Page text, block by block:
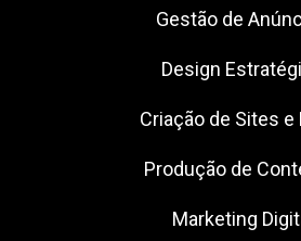
Gestão de
Design
Criação de Sites e
Produção de
Marketing